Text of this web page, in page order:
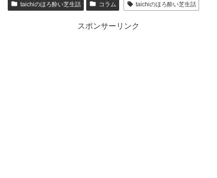
taichiのほろ酔い芝生話 コラム taichiのほろ酔い芝生話
スポンサーリンク